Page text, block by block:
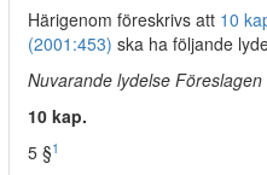
Härigenom föreskrivs att 10
(2001:453) ska ha följande
Nuvarande lydelse Föreslagen
10 kap.
5 §1